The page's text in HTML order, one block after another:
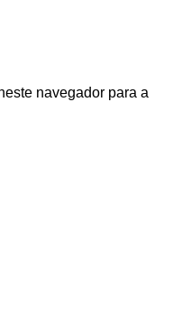
navegador para a